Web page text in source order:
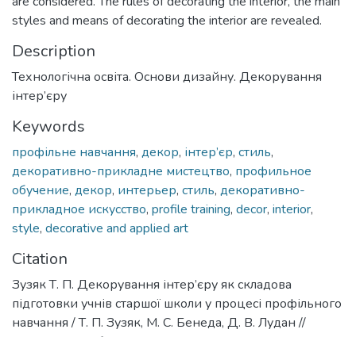
styles and means of decorating the interior are revealed.
Description
Технологічна освіта. Основи дизайну. Декорування
інтер’єру
Keywords
профільне навчання, декор, інтер’єр, стиль,
декоративно-прикладне мистецтво, профильное
обучение, декор, интерьер, стиль, декоративно-
прикладное искусство, profile training, decor, interior,
style, decorative and applied art
Citation
Зузяк Т. П. Декорування інтер’єру як складова
підготовки учнів старшої школи у процесі профільного
навчання / Т. П. Зузяк, М. С. Бенеда, Д. В. Лудан //